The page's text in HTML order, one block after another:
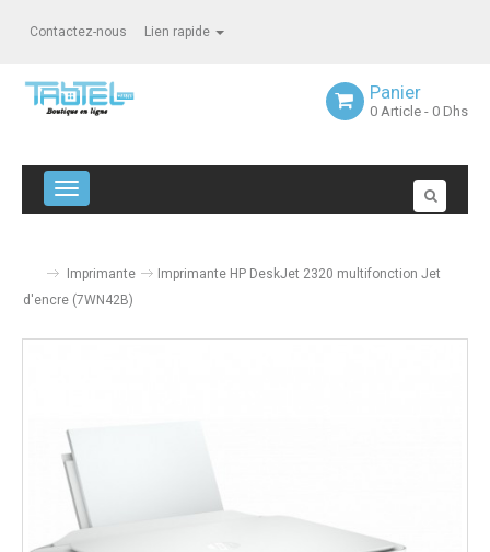
Contactez-nous Lien rapide
Panier
0 Article - 0 Dhs
Navigation bascule
Imprimante
Imprimante HP DeskJet 2320 multifonction Jet
d'encre (7WN42B)